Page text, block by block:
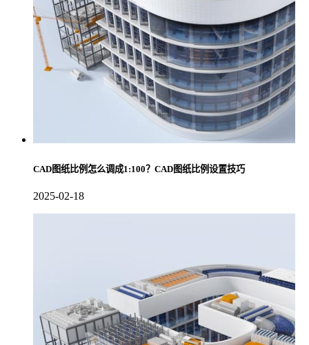
CAD图纸比例怎么调成1:100？CAD图纸比例设置技巧
2025-02-18